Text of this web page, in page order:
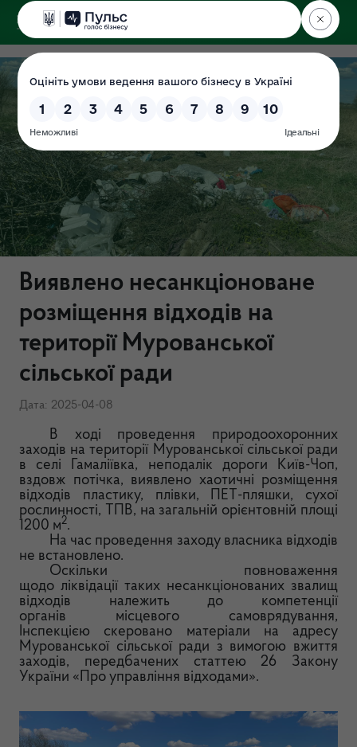
ДЕРЖЕКОІНСПЕКЦІЯ
у Львівській області
Виявлено несанкціоноване
розміщення відходів на
території Мурованської
сільської ради
Дата: 2025-04-08
В ході проведення природоохоронних
заходів на території Мурованської сільської ради
в селі Гамаліївка, неподалік дороги Київ-Чоп,
вздовж потічка, виявлено хаотичні розміщення
відходів пластику, плівки, ПЕТ-пляшки, сухої
рослинності, ТПВ, на загальній орієнтовній площі
1200 м2.
На час проведення заходу власника відходів
не встановлено.
Оскільки повноваження
щодо ліквідації таких несанкціонованих звалищ
відходів належить до компетенції
органів місцевого самоврядування,
Інспекцією скеровано матеріали на адресу
Мурованської сільської ради з вимогою вжиття
заходів, передбачених статтею 26 Закону
України «Про управління відходами».